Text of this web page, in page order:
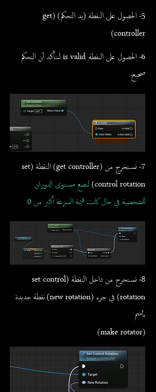
5- الحصول على النقطة (يد التحكم) (get
controller)
6- الحصول على النقطة is valid لنتأكد أن التحكم
صحيح
7- نستخرج من (get controller) النقطة (set
control rotation) لنضع مستوى الدوران
للشخصية في حال كانت قيمة السرعة أكبر من 0
8- نستخرج من داخل النقطة (set control
rotation) في جزء (new rotation) نقطة جديدة
بأسم
(make rotator)